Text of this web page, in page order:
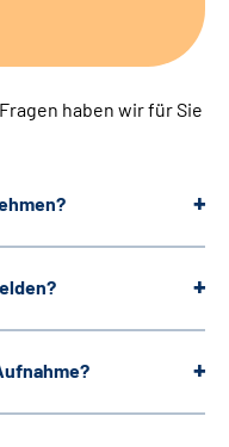
haben wir für Sie